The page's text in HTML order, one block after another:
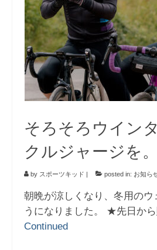
そろそろウイン
クルジャージを。
by スポーツキッド | posted in: お知ら
朝晩が涼しくなり、冬用のウ
うになりました。 ★先日か
Continued